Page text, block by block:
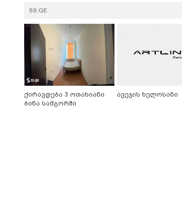
SS.GE
ქირავდება 3 ოთახიანი
ბინა სამგორში
ავეჯის ხელოსანი